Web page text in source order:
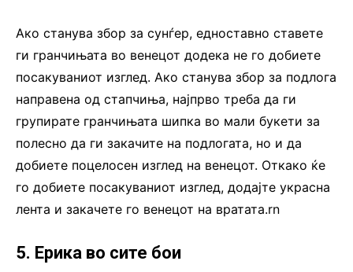
Ако станува збор за сунѓер, едноставно ставете
ги гранчињата во венецот додека не го добиете
посакуваниот изглед. Ако станува збор за подлога
направена од стапчиња, најпрво треба да ги
групирате гранчињата шипка во мали букети за
полесно да ги закачите на подлогата, но и да
добиете поцелосен изглед на венецот. Откако ќе
го добиете посакуваниот изглед, додајте украсна
лента и закачете го венецот на вратата.rn
5. Ерика во сите бои